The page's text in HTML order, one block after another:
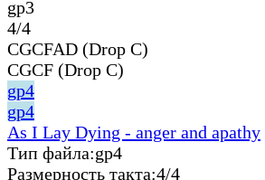
gp3
4/4
CGCFAD (Drop C)
CGCF (Drop C)
gp4
gp4
As I Lay Dying - anger and apathy
Тип файла:gp4
Размерность такта:4/4